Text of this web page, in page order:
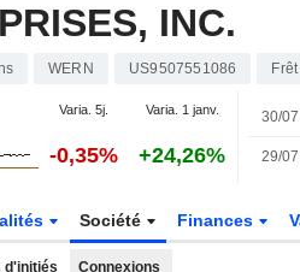
INC.
WERN US9507551086
Varia. 5j. Varia. 1 janv.
-0,35% +24,26%
30/07
29/07
Société Finances
d'initiés Connexions